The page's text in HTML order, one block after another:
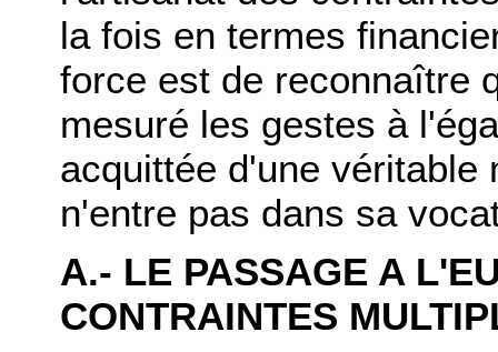
la fois en termes
force est de reconnaître
mesuré les gestes à
acquittée d'une
n'entre pas dans sa
A.- LE PASSAGE A
CONTRAINTES